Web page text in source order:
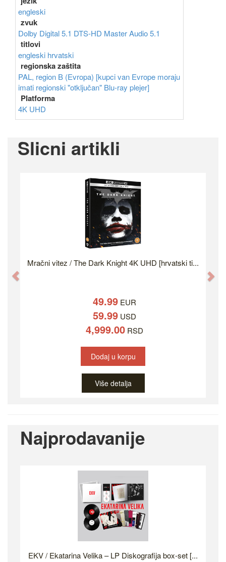
engleski
zvuk
Dolby Digital 5.1 DTS-HD Master Audio 5.1
titlovi
engleski hrvatski
regionska zaštita
PAL, region B (Evropa) [kupci van Evrope moraju
imati regionski "otključan" Blu-ray plejer]
Platforma
4K UHD
Slicni artikli
Mračni vitez / The Dark Knight 4K UHD [hrvatski ti...
49.99EUR
59.99USD
4,999.00RSD
Dodaj u korpu
Više detalja
Najprodavanije
EKV / Ekatarina Velika – LP Diskografija box-set [...